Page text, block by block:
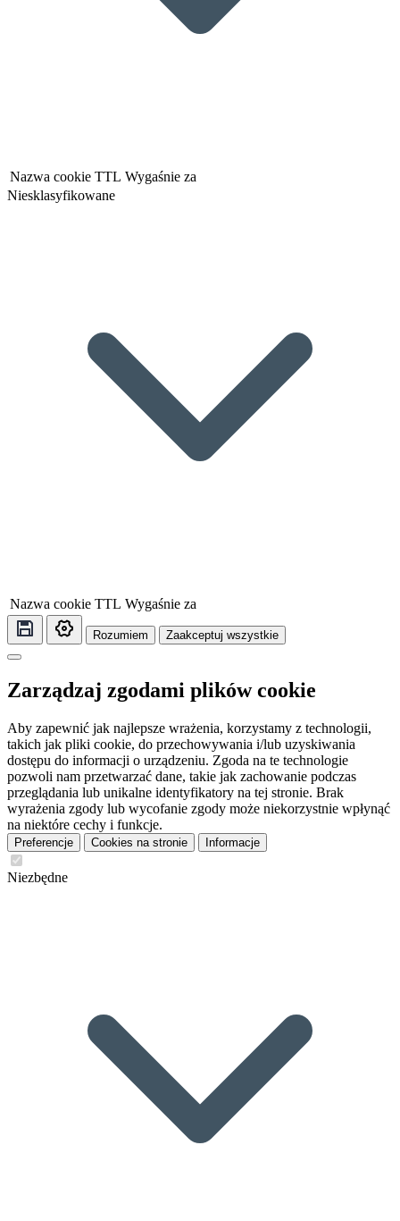
Nazwa cookie TTL Wygaśnie za
Niesklasyfikowane
Nazwa cookie TTL Wygaśnie za
Rozumiem Zaakceptuj wszystkie
Zarządzaj zgodami plików cookie
Aby zapewnić jak najlepsze wrażenia, korzystamy z technologii,
takich jak pliki cookie, do przechowywania i/lub uzyskiwania
dostępu do informacji o urządzeniu. Zgoda na te technologie
pozwoli nam przetwarzać dane, takie jak zachowanie podczas
przeglądania lub unikalne identyfikatory na tej stronie. Brak
wyrażenia zgody lub wycofanie zgody może niekorzystnie wpłynąć
na niektóre cechy i funkcje.
Preferencje Cookies na stronie Informacje
Niezbędne